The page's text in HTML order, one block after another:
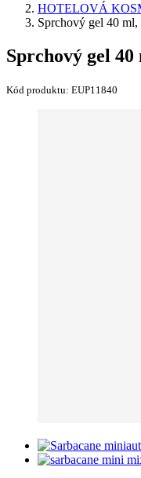
HOTELOVÁ
Sprchový gel 40 ml,
Sprchový gel 40
Kód produktu: EUP11840